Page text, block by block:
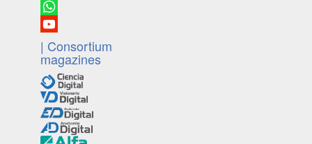
| Consortium
magazines